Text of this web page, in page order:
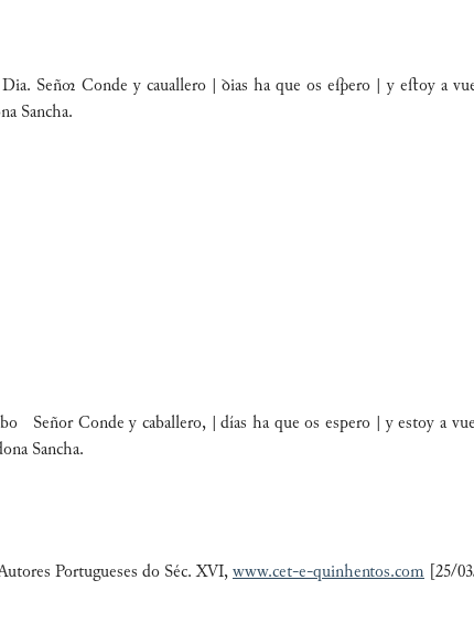
Señ Conde y cauallero | ꝺias ha que os eſpero | y eﬅoy a
Sancha.
Conde y caballero, | días ha que os espero | y estoy a
Sancha.
Portugueses do Séc. XVI, www.cet-e-quinhentos.com [25/